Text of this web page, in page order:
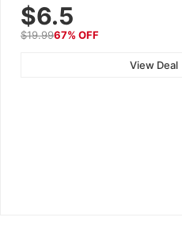
Wall, Car & Office, White
$6.5
$19.9967% OFF
View Deal